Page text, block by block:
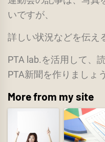
いですが、
詳しい状況などを伝え
PTA lab.を活用して、
PTA新聞を作りましょう
More from my site